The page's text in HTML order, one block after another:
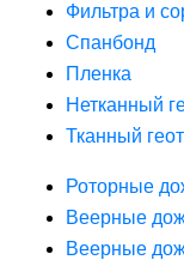
Фильтра и
Спанбонд
Пленка
Нетканный
Тканный
Роторные
Веерные
Веерные